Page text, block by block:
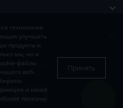
© 2019-2026
MIG STUDIO
технология
улучшать
продукты и
мы, но и
файлы
веб-
и какие
полезны
Принять